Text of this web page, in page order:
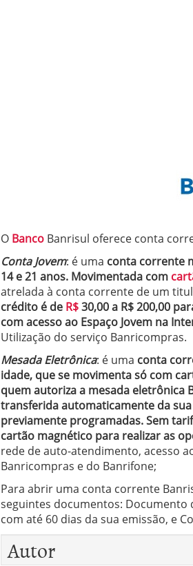
O Banco Banrisul oferece conta
Conta Jovem: é uma conta corrente
14 e 21 anos. Movimentada com
atrelada à conta corrente de um
crédito é de R$30,00 a R$ 200,00
com acesso ao Espaço Jovem na
Utilização do serviço Banricompras.
Mesada Eletrônica: é uma conta
idade, que se movimenta só com
quem autoriza a mesada eletrônica
transferida automaticamente da
previamente programadas. Sem
cartão magnético para realizar as
rede de auto-atendimento, acesso
Banricompras e do Banrifone;
Para abrir uma conta corrente
seguintes documentos: Documento
com até 60 dias da sua emissão, e
Autor